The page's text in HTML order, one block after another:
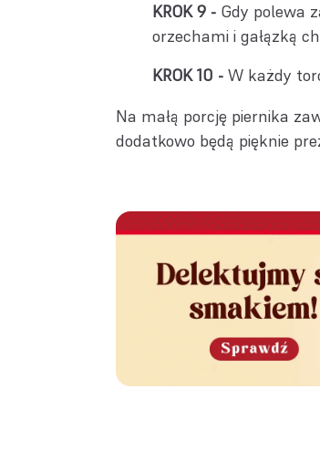
Gdy polewa
orzechami i gałązką
W każdy
Na małą porcję piernika
dodatkowo będą pięknie